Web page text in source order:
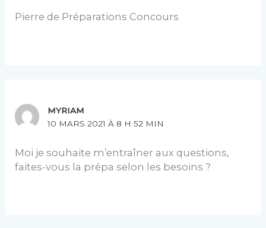
Pierre de Préparations Concours
MYRIAM
10 MARS 2021 À 8 H 52 MIN
Moi je souhaite m’entraîner aux questions,
faites-vous la prépa selon les besoins ?